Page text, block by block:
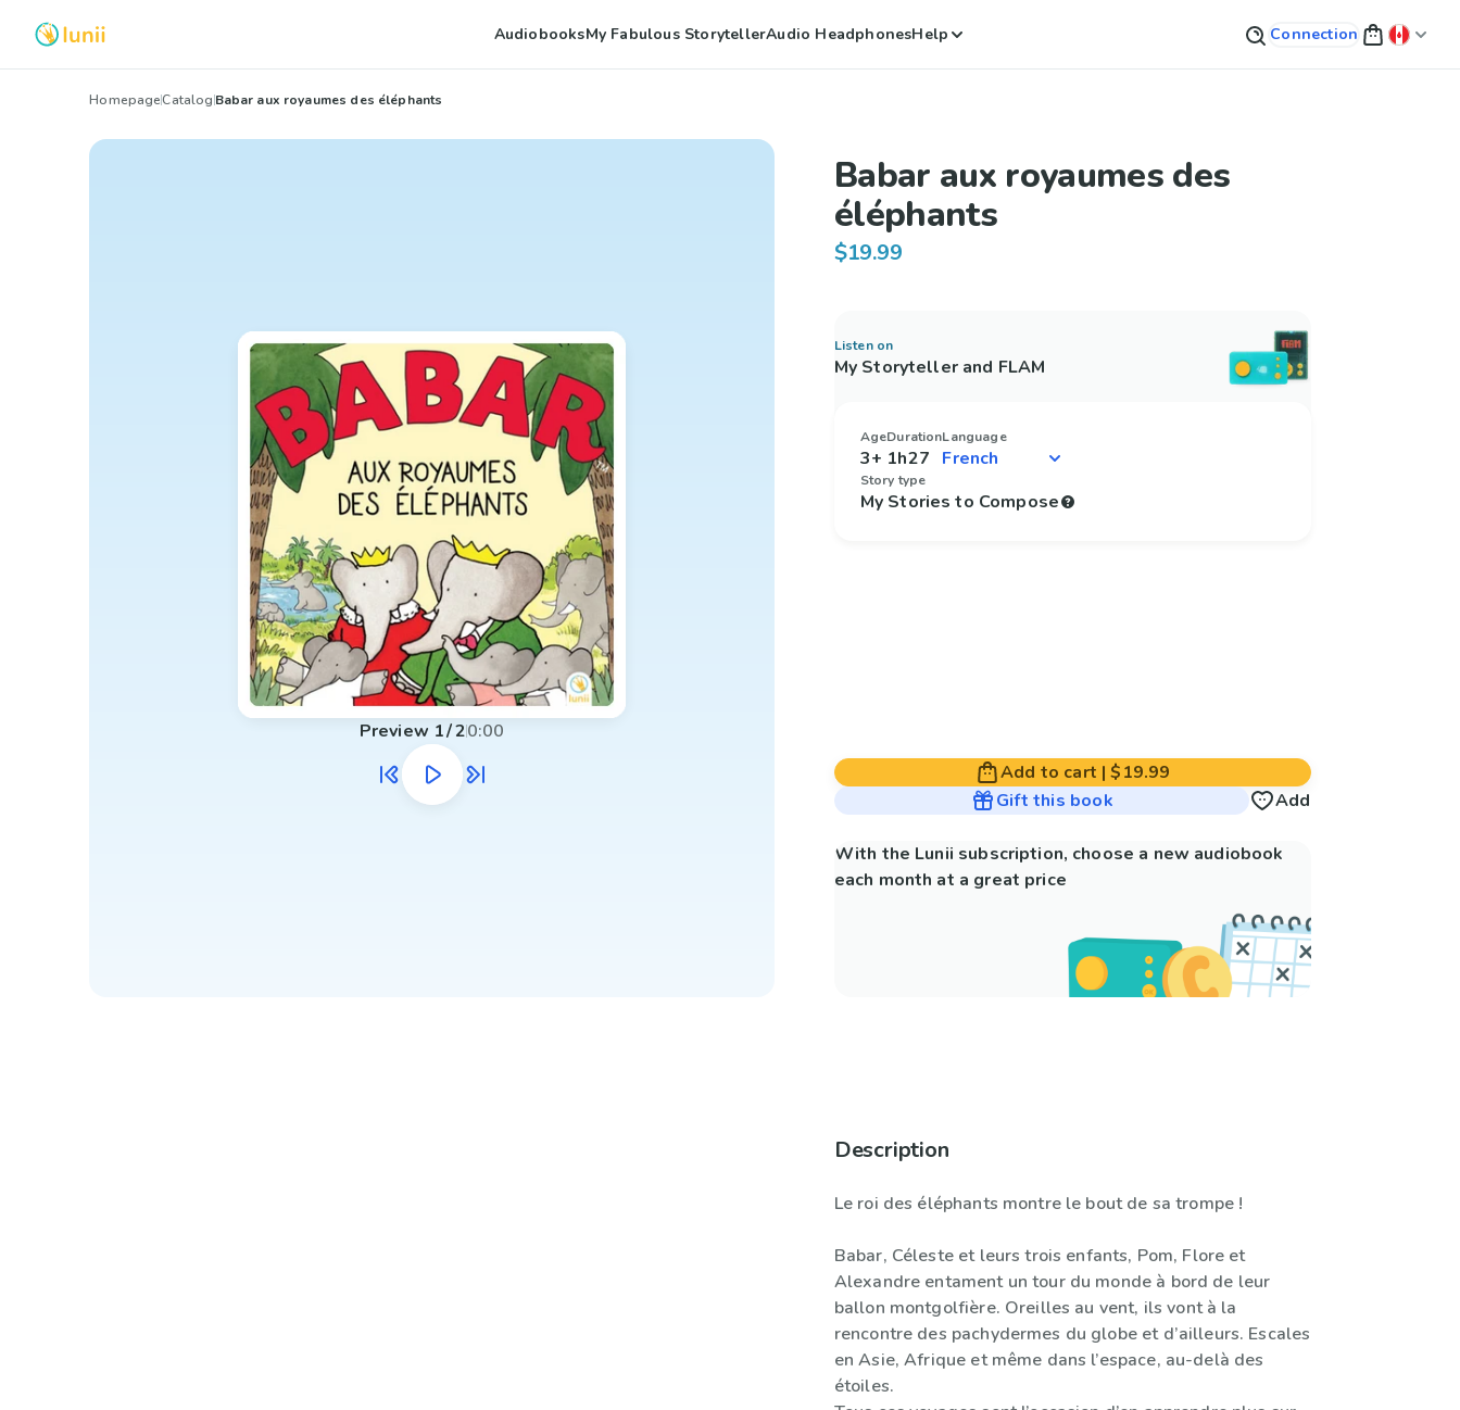
AudiobooksMy Fabulous StorytellerAudio HeadphonesHelp Connection
HomepageCatalogBabar aux royaumes des éléphants
Preview 1/20:00
Babar aux royaumes des
éléphants
$19.99
Listen on
My Storyteller and FLAM
Age
3+
Duration
1h27
Language
Story type
My Stories to Compose
Add to cart |$19.99
Gift this book
Add
With the Lunii subscription, choose a new audiobook
each month at a great price
Description
Le roi des éléphants montre le bout de sa trompe !
Babar, Céleste et leurs trois enfants, Pom, Flore et
Alexandre entament un tour du monde à bord de leur
ballon montgolfière. Oreilles au vent, ils vont à la
rencontre des pachydermes du globe et d’ailleurs. Escales
en Asie, Afrique et même dans l’espace, au-delà des
étoiles.